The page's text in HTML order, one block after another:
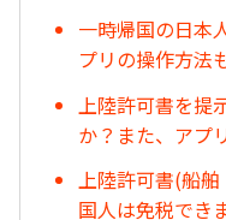
一時帰国の日本
プリの操作方法
上陸許可書を提
か？また、アプ
上陸許可書(船
国人は免税でき